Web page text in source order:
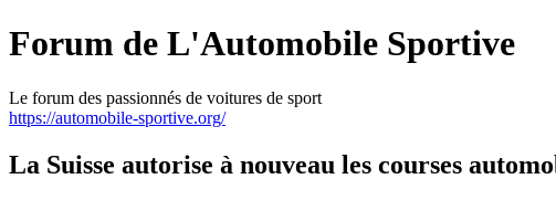
Forum de L'Automobile Sportive
Le forum des passionnés de voitures de sport
https://automobile-sportive.org/
La Suisse autorise à nouveau les courses